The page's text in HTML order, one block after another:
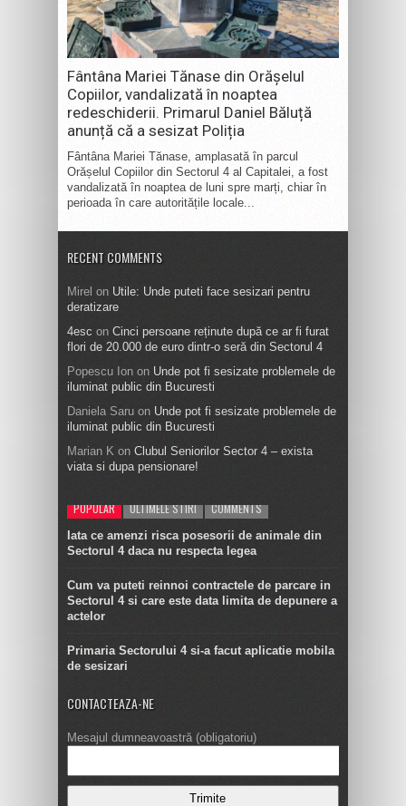
Fântâna Mariei Tănase din Orășelul
Copiilor, vandalizată în noaptea
redeschiderii. Primarul Daniel Băluță
anunță că a sesizat Poliția
Fântâna Mariei Tănase, amplasată în parcul
Orășelul Copiilor din Sectorul 4 al Capitalei, a fost
vandalizată în noaptea de luni spre marți, chiar în
perioada în care autoritățile locale...
RECENT COMMENTS
Mirel on Utile: Unde puteti face sesizari pentru
deratizare
4esc on Cinci persoane reținute după ce ar fi furat
flori de 20.000 de euro dintr-o seră din Sectorul 4
Popescu Ion on Unde pot fi sesizate problemele de
iluminat public din Bucuresti
Daniela Saru on Unde pot fi sesizate problemele de
iluminat public din Bucuresti
Marian K on Clubul Seniorilor Sector 4 – exista
viata si dupa pensionare!
POPULAR ULTIMELE STIRI COMMENTS
Iata ce amenzi risca posesorii de animale din
Sectorul 4 daca nu respecta legea
Cum va puteti reinnoi contractele de parcare in
Sectorul 4 si care este data limita de depunere a
actelor
Primaria Sectorului 4 si-a facut aplicatie mobila
de sesizari
CONTACTEAZA-NE
Mesajul dumneavoastră (obligatoriu)